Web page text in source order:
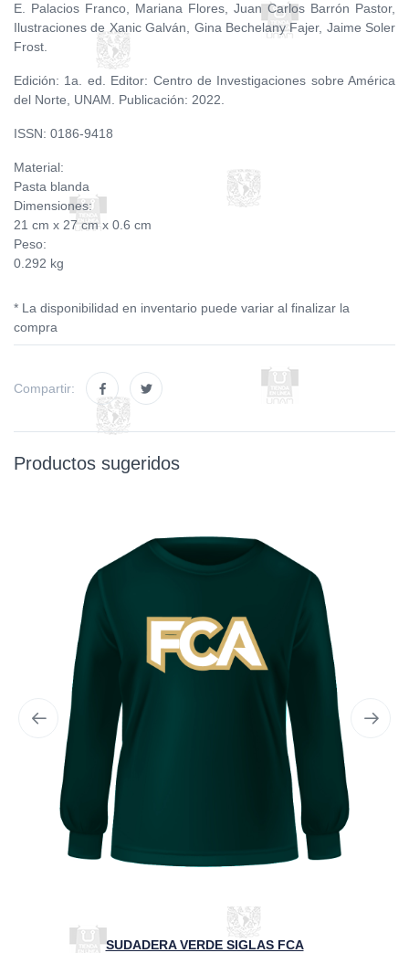
E. Palacios Franco, Mariana Flores, Juan Carlos Barrón Pastor,
Ilustraciones de Xanic Galván, Gina Bechelany Fajer, Jaime Soler
Frost.
Edición: 1a. ed. Editor: Centro de Investigaciones sobre América
del Norte, UNAM. Publicación: 2022.
ISSN: 0186-9418
Material:
Pasta blanda
Dimensiones:
21 cm x 27 cm x 0.6 cm
Peso:
0.292 kg
* La disponibilidad en inventario puede variar al finalizar la
compra
Compartir:
Productos sugeridos
SUDADERA VERDE SIGLAS FCA